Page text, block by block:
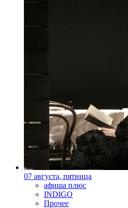
07 августа, пятница
афиша плюс
INDIGO
Прочее